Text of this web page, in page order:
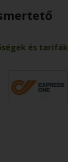
és tarifák